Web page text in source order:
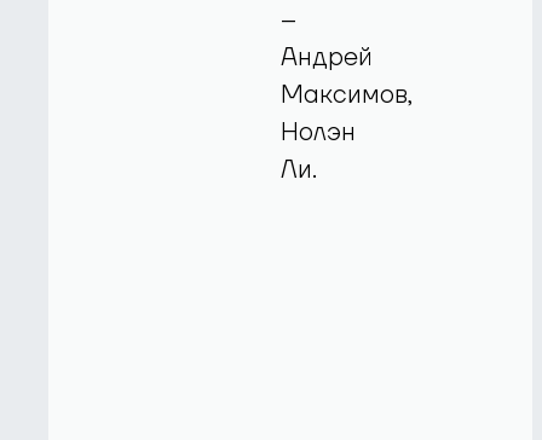
–
Андрей
Максимов,
Нолэн
Ли.